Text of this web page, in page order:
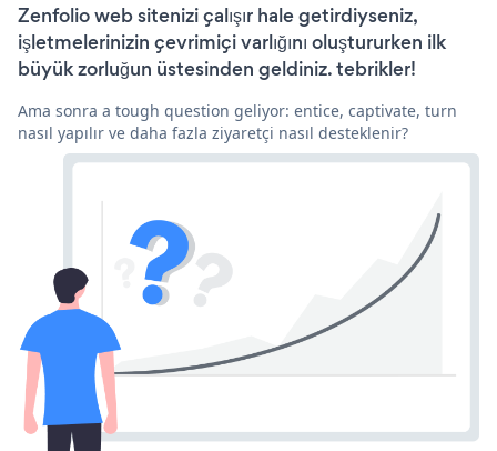
Zenfolio web sitenizi çalışır hale getirdiyseniz,
işletmelerinizin çevrimiçi varlığını oluştururken ilk
büyük zorluğun üstesinden geldiniz. tebrikler!
Ama sonra a tough question geliyor: entice, captivate, turn
nasıl yapılır ve daha fazla ziyaretçi nasıl desteklenir?